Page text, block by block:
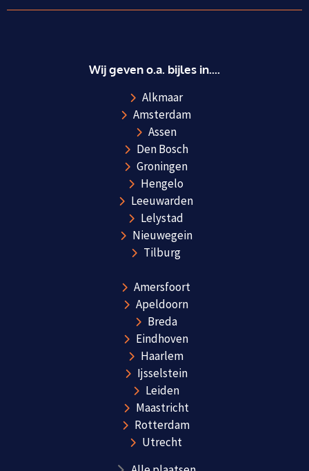
Wij geven o.a. bijles in....
Alkmaar
Amsterdam
Assen
Den Bosch
Groningen
Hengelo
Leeuwarden
Lelystad
Nieuwegein
Tilburg
Amersfoort
Apeldoorn
Breda
Eindhoven
Haarlem
Ijsselstein
Leiden
Maastricht
Rotterdam
Utrecht